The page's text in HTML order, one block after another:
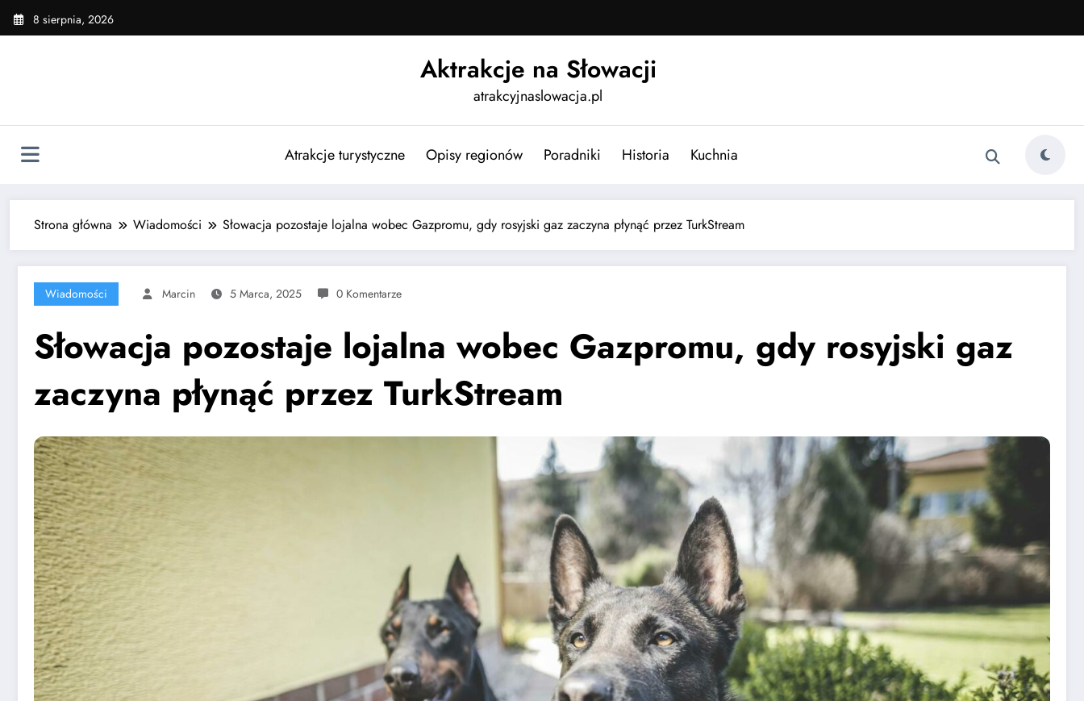
Skip
8 sierpnia, 2026
Aktrakcje na Słowacji
atrakcyjnaslowacja.pl
Atrakcje turystyczne Opisy regionów Poradniki Historia Kuchnia
Strona główna Wiadomości Słowacja pozostaje lojalna wobec Gazpromu, gdy rosyjski gaz zaczyna płynąć przez TurkStream
Wiadomości Marcin 5 Marca, 2025 0 Komentarze
Słowacja pozostaje lojalna wobec Gazpromu, gdy rosyjski gaz
zaczyna płynąć przez TurkStream